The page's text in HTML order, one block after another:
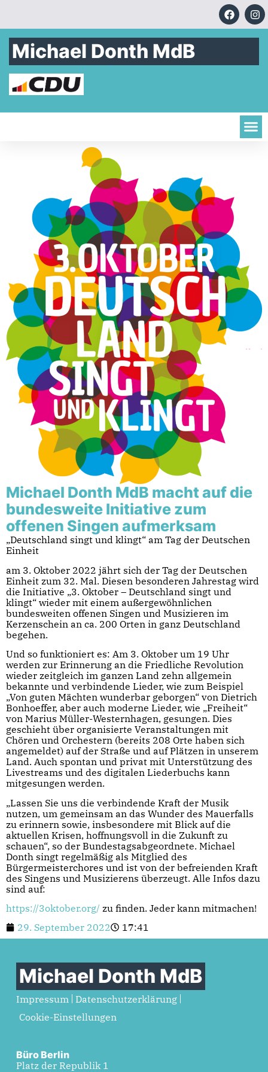
Michael Donth MdB
Michael Donth MdB macht auf die
bundesweite Initiative zum
offenen Singen aufmerksam
„Deutschland singt und klingt“ am Tag der Deutschen
Einheit
am 3. Oktober 2022 jährt sich der Tag der Deutschen
Einheit zum 32. Mal. Diesen besonderen Jahrestag wird
die Initiative „3. Oktober – Deutschland singt und
klingt“ wieder mit einem außergewöhnlichen
bundesweiten offenen Singen und Musizieren im
Kerzenschein an ca. 200 Orten in ganz Deutschland
begehen.
Und so funktioniert es: Am 3. Oktober um 19 Uhr
werden zur Erinnerung an die Friedliche Revolution
wieder zeitgleich im ganzen Land zehn allgemein
bekannte und verbindende Lieder, wie zum Beispiel
„Von guten Mächten wunderbar geborgen“ von Dietrich
Bonhoeffer, aber auch moderne Lieder, wie „Freiheit“
von Marius Müller-Westernhagen, gesungen. Dies
geschieht über organisierte Veranstaltungen mit
Chören und Orchestern (bereits 208 Orte haben sich
angemeldet) auf der Straße und auf Plätzen in unserem
Land. Auch spontan und privat mit Unterstützung des
Livestreams und des digitalen Liederbuchs kann
mitgesungen werden.
„Lassen Sie uns die verbindende Kraft der Musik
nutzen, um gemeinsam an das Wunder des Mauerfalls
zu erinnern sowie, insbesondere mit Blick auf die
aktuellen Krisen, hoffnungsvoll in die Zukunft zu
schauen“, so der Bundestagsabgeordnete. Michael
Donth singt regelmäßig als Mitglied des
Bürgermeisterchores und ist von der befreienden Kraft
des Singens und Musizierens überzeugt. Alle Infos dazu
sind auf:
https://3oktober.org/ zu finden. Jeder kann mitmachen!
29. September 2022
17:41
Michael Donth MdB
Impressum
Datenschutzerklärung
Cookie-Einstellungen
Büro Berlin
Platz der Republik 1